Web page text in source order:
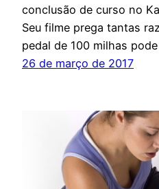
conclusão de curso no
Seu filme prega tantas
pedal de 100 milhas
26 de março de 2017